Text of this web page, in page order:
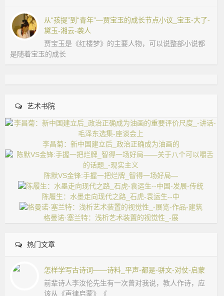
从“孩提”到“青年”—贾宝玉的成长节点小议_宝玉-大了-
黛玉-湘云-袭人
贾宝玉是《红楼梦》的主要人物，可以说整部小说都
是随着宝玉的成长
艺术书院
李昌菊：新中国建立后_政治正确成为油画的
陈默VS金锋:手握一把烂牌_智得一场好局—
陈履生：水墨走向现代之路_石虎-袁运生--中
格曼诺·塞兰特：浅析艺术装置的视觉性_-展
热门文章
怎样学写古诗词——诗料_平声-都是-骈文-对仗-启蒙
前辈诗人李汝伦先生有一次曾对我说，教人作诗，应
该从《声律启蒙》《